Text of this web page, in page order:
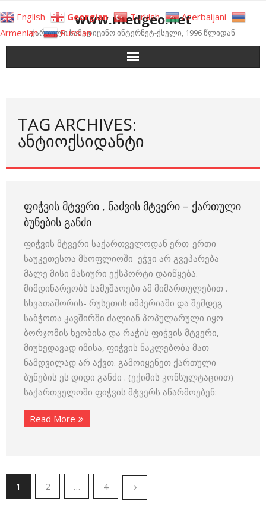
to
content
www.medgeo.net
ქართული სამედიცინო ინტერნეტ-ქსელი, 1996 წლიდან
TAG ARCHIVES:
ᲐᲜᲢᲘᲝᲥᲡᲘᲓᲐᲜᲢᲘ
ᲤᲘᲭᲕᲘᲡ ᲛᲢᲕᲔᲠᲘ , ᲜᲐᲫᲕᲘᲡ ᲛᲢᲕᲔᲠᲘ – ᲥᲐᲠᲗᲣᲚᲘ
ᲑᲣᲜᲔᲑᲘᲡ ᲒᲐᲜᲫᲘ
ფიჭვის მტვერი საქართველოდან ერთ-ერთი
საუკეთესოა მსოფლიოში ეჭვი არ გვეპარება
მალე მისი მასიური ექსპორტი დაიწყება.
მიმდინარეობს სამუშაოები ამ მიმართულებით .
სხვათაშორის- რუსეთის იმპერიაში და შემდეგ
საბჭოთა კავშირში ძალიან პოპულარული იყო
ბორჯომის ხეობისა და რაჭის ფიჭვის მტვერი,
მიუხედავად იმისა, ფიჭვის ნაკლებობა მათ
ნამდვილად არ აქვთ. გამოიყენეთ ქართული
ბუნების ეს დიდი განძი . (ექიმის კონსულტაციით)
საქართველოში ფიჭვის მტვერს აწარმოებენ:
Read More
1 2 … 4
English Georgian Turkish
Azerbaijani
Armenian
Russian